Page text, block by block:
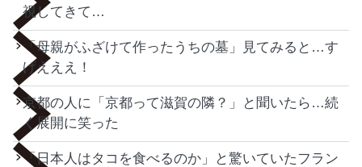
視してきて…
「母親がふざけて作ったうちの墓」見てみると…す
げえええ！
京都の人に「京都って滋賀の隣？」と聞いたら…続
く展開に笑った
「日本人はタコを食べるのか」と驚いていたフラン